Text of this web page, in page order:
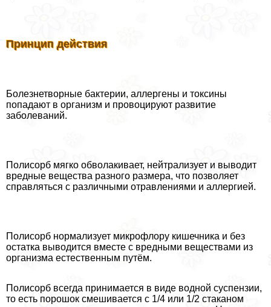
Принцип действия
Болезнетворные бактерии, аллергены и токсины
попадают в организм и провоцируют развитие
заболеваний.
Полисорб мягко обволакивает, нейтрализует и выводит
вредные вещества разного размера, что позволяет
справляться с различными отравлениями и аллергией.
Полисорб нормализует микрофлору кишечника и без
остатка выводится вместе с вредными веществами из
организма естественным путём.
Полисорб всегда принимается в виде водной суспензии,
то есть порошок смешивается с 1/4 или 1/2 стаканом